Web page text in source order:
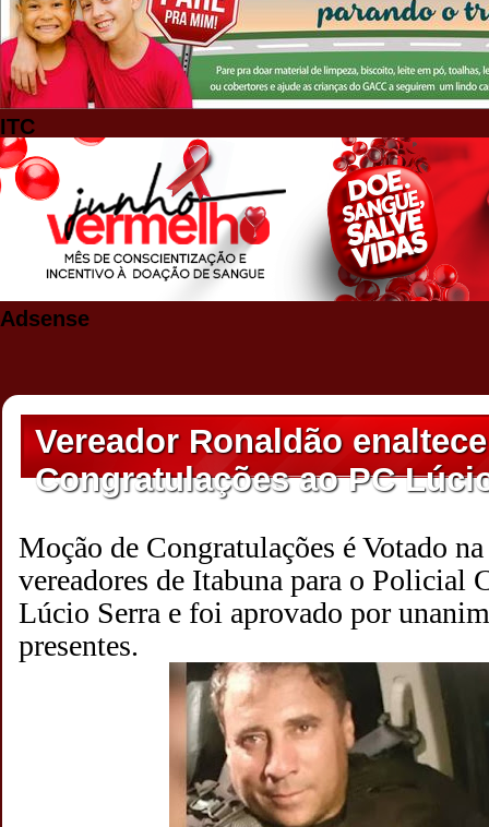
ITC
Adsense
Vereador Ronaldão
Congratulações ao PC
Moção de Congratulações é Votado
vereadores de Itabuna para o Policial
Lúcio Serra e foi aprovado por
presentes.